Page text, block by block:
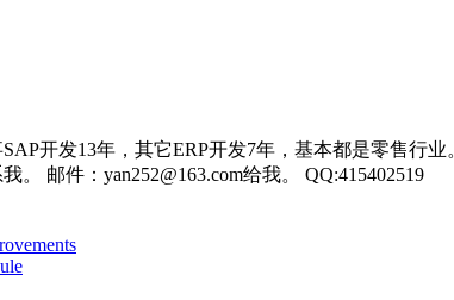
开发13年，其它ERP开发7年，基本都是零售行
邮件：yan252@163.com给我。 QQ:415402519